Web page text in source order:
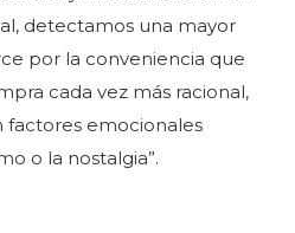
detectamos una mayor
por la conveniencia que
cada vez más racional,
emocionales
o la nostalgia”.